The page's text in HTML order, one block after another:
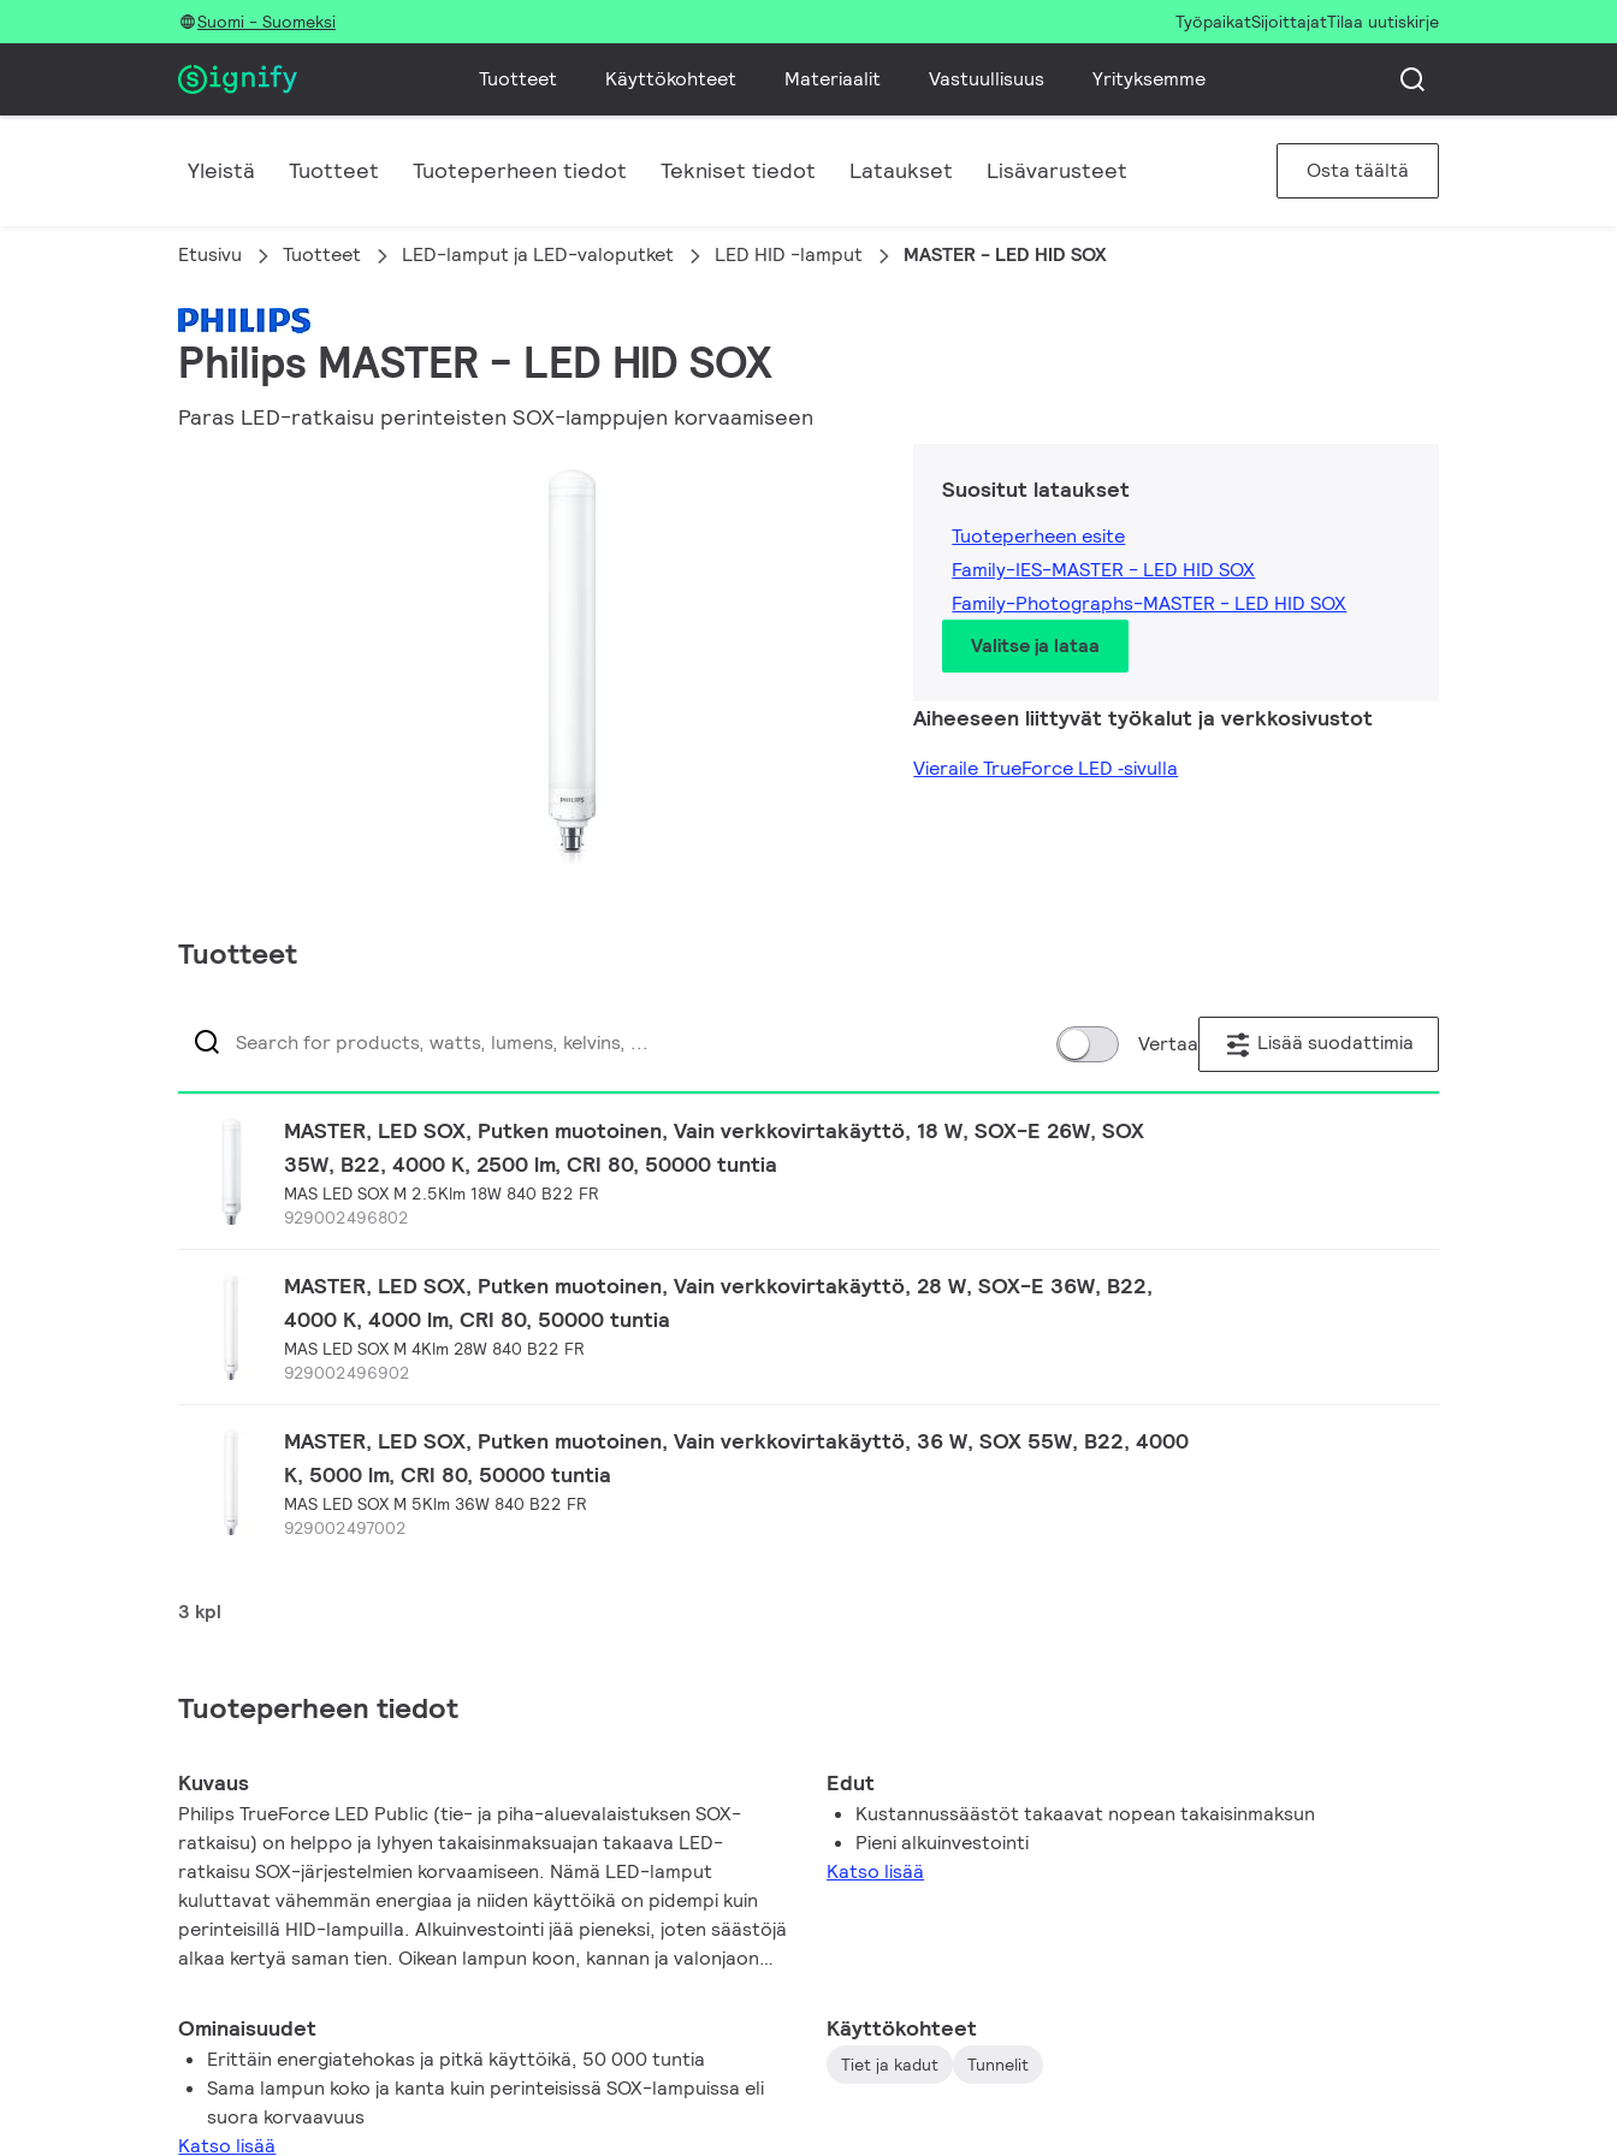
Suomi - Suomeksi TyöpaikatSijoittajatTilaa uutiskirje
Tuotteet Käyttökohteet Materiaalit Vastuullisuus Yrityksemme
Yleistä Tuotteet Tuoteperheen tiedot Tekniset tiedot Lataukset Lisävarusteet Osta täältä
Etusivu Tuotteet LED-lamput ja LED-valoputket LED HID -lamput MASTER - LED HID SOX
Philips MASTER - LED HID SOX
Paras LED-ratkaisu perinteisten SOX-lamppujen korvaamiseen
Suositut lataukset
Tuoteperheen esite
Family-IES-MASTER - LED HID SOX
Family-Photographs-MASTER - LED HID SOX
Valitse ja lataa
Aiheeseen liittyvät työkalut ja verkkosivustot
Vieraile TrueForce LED ‑sivulla
Tuotteet
Vertaa Lisää suodattimia
MASTER, LED SOX, Putken muotoinen, Vain verkkovirtakäyttö, 18 W, SOX-E 26W, SOX
35W, B22, 4000 K, 2500 lm, CRI 80, 50000 tuntia
MAS LED SOX M 2.5Klm 18W 840 B22 FR
929002496802
MASTER, LED SOX, Putken muotoinen, Vain verkkovirtakäyttö, 28 W, SOX-E 36W, B22,
4000 K, 4000 lm, CRI 80, 50000 tuntia
MAS LED SOX M 4Klm 28W 840 B22 FR
929002496902
MASTER, LED SOX, Putken muotoinen, Vain verkkovirtakäyttö, 36 W, SOX 55W, B22, 4000
K, 5000 lm, CRI 80, 50000 tuntia
MAS LED SOX M 5Klm 36W 840 B22 FR
929002497002
3 kpl
Tuoteperheen tiedot
Kuvaus
Philips TrueForce LED Public (tie- ja piha-aluevalaistuksen SOX-
ratkaisu) on helppo ja lyhyen takaisinmaksuajan takaava LED-
ratkaisu SOX-järjestelmien korvaamiseen. Nämä LED-lamput
kuluttavat vähemmän energiaa ja niiden käyttöikä on pidempi kuin
perinteisillä HID-lampuilla. Alkuinvestointi jää pieneksi, joten säästöjä
alkaa kertyä saman tien. Oikean lampun koon, kannan ja valonjaon
perinteiseen SOX-järjestelmään. Valon laatu paranee ja
tarvitsee vaihtaa tai tinkiä valotehosta.
Edut
Kustannussäästöt takaavat nopean takaisinmaksun
Pieni alkuinvestointi
Katso lisää
Ominaisuudet
Erittäin energiatehokas ja pitkä käyttöikä, 50 000 tuntia
Sama lampun koko ja kanta kuin perinteisissä SOX-lampuissa eli
suora korvaavuus
Katso lisää
Käyttökohteet
Tiet ja kadut Tunnelit